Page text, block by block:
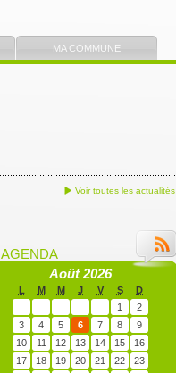
MA COMMUNE
Voir toutes les actualités
AGENDA
Août 2026
L M M J V S
D
1
2
3
4 5 6 7 8
9
10
11 12 13 14 15
16
17
18 19 20 21 22 23